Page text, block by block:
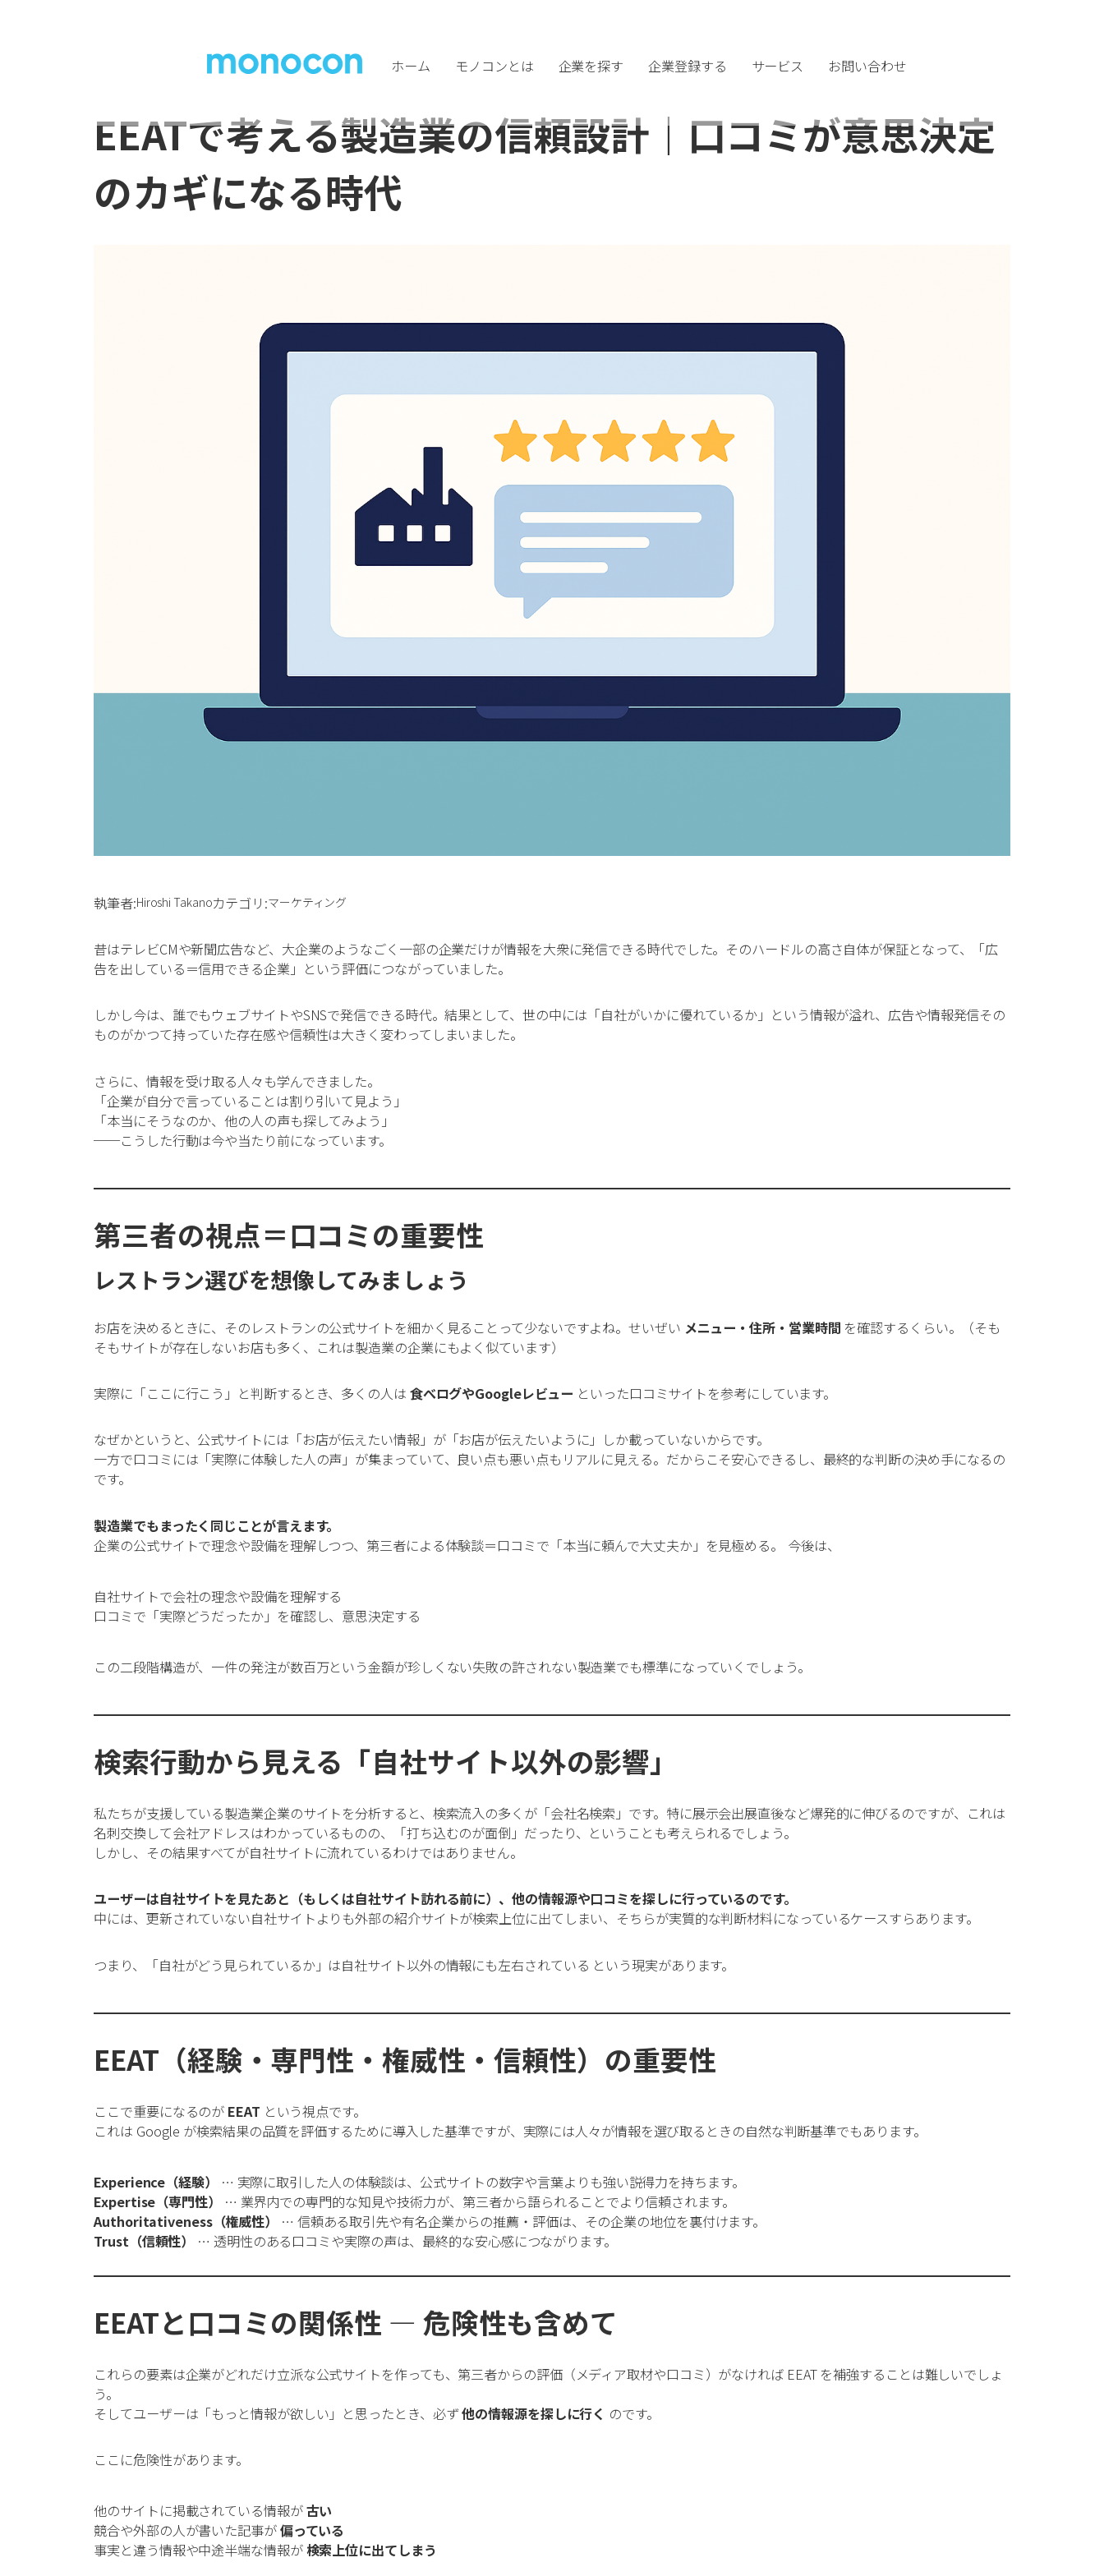
ホーム モノコンとは 企業を探す 企業登録する サービス お問い合わせ
EEATで考える製造業の信頼設計｜口コミが意思決定
のカギになる時代
執筆者:Hiroshi Takanoカテゴリ:マーケティング
昔はテレビCMや新聞広告など、大企業のようなごく一部の企業だけが情報を大衆に発信できる時代でした。そのハードルの高さ自体が保証となって、「広
告を出している＝信用できる企業」という評価につながっていました。
しかし今は、誰でもウェブサイトやSNSで発信できる時代。結果として、世の中には「自社がいかに優れているか」という情報が溢れ、広告や情報発信その
ものがかつて持っていた存在感や信頼性は大きく変わってしまいました。
さらに、情報を受け取る人々も学んできました。
「企業が自分で言っていることは割り引いて見よう」
「本当にそうなのか、他の人の声も探してみよう」
──こうした行動は今や当たり前になっています。
第三者の視点＝口コミの重要性
レストラン選びを想像してみましょう
お店を決めるときに、そのレストランの公式サイトを細かく見ることって少ないですよね。せいぜい メニュー・住所・営業時間 を確認するくらい。（そも
そもサイトが存在しないお店も多く、これは製造業の企業にもよく似ています）
実際に「ここに行こう」と判断するとき、多くの人は 食べログやGoogleレビュー といった口コミサイトを参考にしています。
なぜかというと、公式サイトには「お店が伝えたい情報」が「お店が伝えたいように」しか載っていないからです。
一方で口コミには「実際に体験した人の声」が集まっていて、良い点も悪い点もリアルに見える。だからこそ安心できるし、最終的な判断の決め手になるの
です。
製造業でもまったく同じことが言えます。
企業の公式サイトで理念や設備を理解しつつ、第三者による体験談＝口コミで「本当に頼んで大丈夫か」を見極める。
今後は、
自社サイトで会社の理念や設備を理解する
口コミで「実際どうだったか」を確認し、意思決定する
この二段階構造が、一件の発注が数百万という金額が珍しくない失敗の許されない製造業でも標準になっていくでしょう。
検索行動から見える「自社サイト以外の影響」
私たちが支援している製造業企業のサイトを分析すると、検索流入の多くが「会社名検索」です。特に展示会出展直後など爆発的に伸びるのですが、これは
名刺交換して会社アドレスはわかっているものの、「打ち込むのが面倒」だったり、ということも考えられるでしょう。
しかし、その結果すべてが自社サイトに流れているわけではありません。
ユーザーは自社サイトを見たあと（もしくは自社サイト訪れる前に）、他の情報源や口コミを探しに行っているのです。
中には、更新されていない自社サイトよりも外部の紹介サイトが検索上位に出てしまい、そちらが実質的な判断材料になっているケースすらあります。
つまり、「自社がどう見られているか」は自社サイト以外の情報にも左右されている という現実があります。
EEAT（経験・専門性・権威性・信頼性）の重要性
ここで重要になるのが EEAT という視点です。
これは Google が検索結果の品質を評価するために導入した基準ですが、実際には人々が情報を選び取るときの自然な判断基準でもあります。
Experience（経験）
… 実際に取引した人の体験談は、公式サイトの数字や言葉よりも強い説得力を持ちます。
Expertise（専門性）
… 業界内での専門的な知見や技術力が、第三者から語られることでより信頼されます。
Authoritativeness（権威性）
… 信頼ある取引先や有名企業からの推薦・評価は、その企業の地位を裏付けます。
Trust（信頼性）
… 透明性のある口コミや実際の声は、最終的な安心感につながります。
EEATと口コミの関係性 ― 危険性も含めて
これらの要素は企業がどれだけ立派な公式サイトを作っても、第三者からの評価（メディア取材や口コミ）がなければ EEAT を補強することは難しいでしょ
う。
そしてユーザーは「もっと情報が欲しい」と思ったとき、必ず他の情報源を探しに行く のです。
ここに危険性があります。
他のサイトに掲載されている情報が古い
競合や外部の人が書いた記事が偏っている
事実と違う情報や中途半端な情報が検索上位に出てしまう